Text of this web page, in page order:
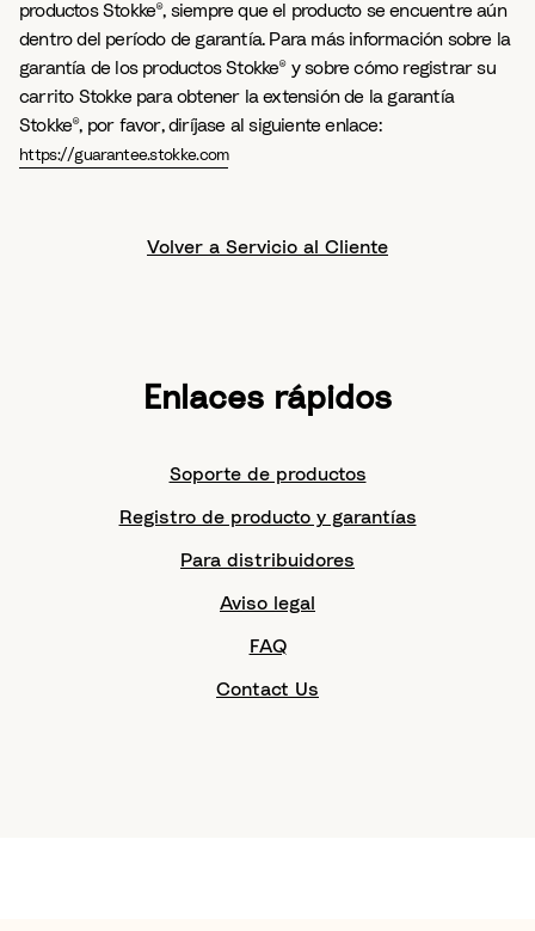
productos Stokke®, siempre que el producto se encuentre aún
dentro del período de garantía. Para más información sobre la
garantía de los productos Stokke® y sobre cómo registrar su
carrito Stokke para obtener la extensión de la garantía
Stokke®, por favor, diríjase al siguiente enlace:
https://guarantee.stokke.com
Volver a Servicio al Cliente
Enlaces rápidos
Soporte de productos
Registro de producto y garantías
Para distribuidores
Aviso legal
FAQ
Contact Us